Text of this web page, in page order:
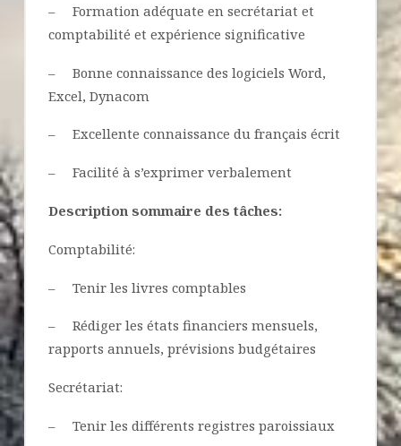
– Formation adéquate en secrétariat et
comptabilité et expérience significative
– Bonne connaissance des logiciels Word,
Excel, Dynacom
– Excellente connaissance du français écrit
– Facilité à s’exprimer verbalement
Description sommaire des tâches:
Comptabilité:
– Tenir les livres comptables
– Rédiger les états financiers mensuels,
rapports annuels, prévisions budgétaires
Secrétariat:
– Tenir les différents registres paroissiaux